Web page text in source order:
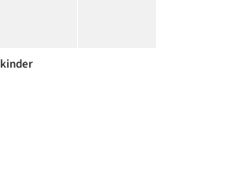
kinder